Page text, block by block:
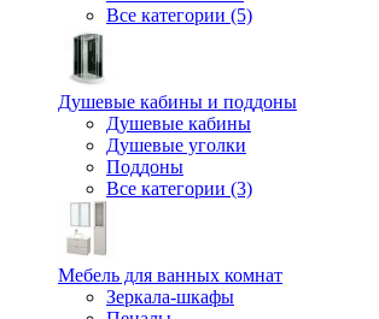
Все категории (5)
Душевые кабины и поддоны
Душевые кабины
Душевые уголки
Поддоны
Все категории (3)
Мебель для ванных комнат
Зеркала-шкафы